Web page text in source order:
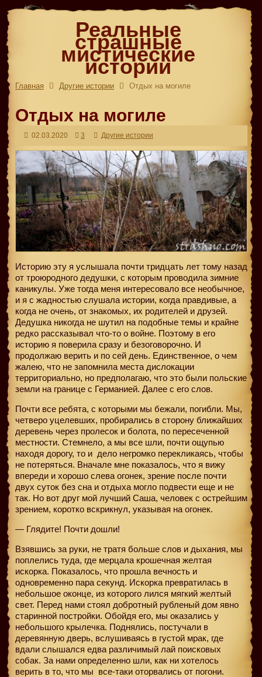
Реальные
страшные
мистические
истории
Главная Другие истории Отдых на могиле
Отдых на могиле
02.03.2020 3 Другие истории
Историю эту я услышала почти тридцать лет тому назад
от троюродного дедушки, с которым проводила зимние
каникулы. Уже тогда меня интересовало все необычное,
и я с жадностью слушала истории, когда правдивые, а
когда не очень, от знакомых, их родителей и друзей.
Дедушка никогда не шутил на подобные темы и крайне
редко рассказывал что-то о войне. Поэтому в его
историю я поверила сразу и безоговорочно. И
продолжаю верить и по сей день. Единственное, о чем
жалею, что не запомнила места дислокации
территориально, но предполагаю, что это были польские
земли на границе с Германией. Далее с его слов.
Почти все ребята, с которыми мы бежали, погибли. Мы,
четверо уцелевших, пробирались в сторону ближайших
деревень через пролесок и болота, по пересеченной
местности. Стемнело, а мы все шли, почти ощупью
находя дорогу, то и дело негромко перекликаясь, чтобы
не потеряться. Вначале мне показалось, что я вижу
впереди и хорошо слева огонек, зрение после почти
двух суток без сна и отдыха могло подвести еще и не
так. Но вот друг мой лучший Саша, человек с острейшим
зрением, коротко вскрикнул, указывая на огонек.
— Глядите! Почти дошли!
Взявшись за руки, не тратя больше слов и дыхания, мы
поплелись туда, где мерцала крошечная желтая
искорка. Показалось, что прошла вечность и
одновременно пара секунд. Искорка превратилась в
небольшое оконце, из которого лился мягкий желтый
свет. Перед нами стоял добротный рубленый дом явно
старинной постройки. Обойдя его, мы оказались у
небольшого крылечка. Поднялись, постучали в
деревянную дверь, вслушиваясь в густой мрак, где
вдали слышался едва различимый лай поисковых
собак. За нами определенно шли, как ни хотелось
верить в то, что мы все-таки оторвались от погони.